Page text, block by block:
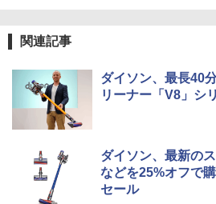
関連記事
ダイソン、最長40
リーナー「V8」シ
ダイソン、最新の
などを25%オフで
セール